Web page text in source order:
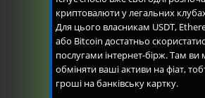
криптовалюти у легальних
Для цього власникам USDT,
або Bitcoin достатньо
послугами інтернет-бірж. Там ви
обміняти ваші активи на фіат,
гроші на банківську картку.